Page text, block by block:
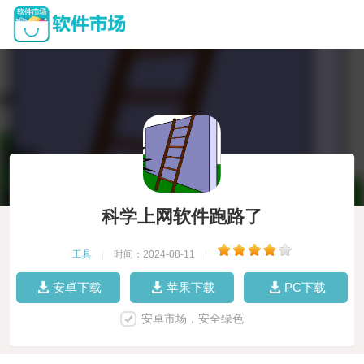
科学上网软件跑路了
工具 时间：2024-08-11
安卓下载 苹果下载 PC下载
安卓市场，安全绿色